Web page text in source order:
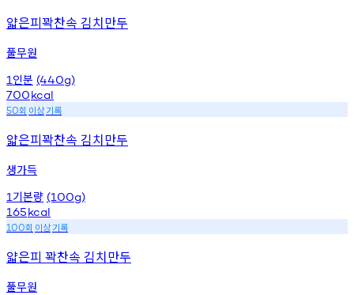
얇은피꽉찬속 김치만두
풀무원
1 인분 (440g)
700kcal
50회 이상기록
얇은피꽉찬속 김치만두
생가득
1 기본량 (100g)
165kcal
100회 이상기록
얇은피 꽉찬속 김치만두
풀무원